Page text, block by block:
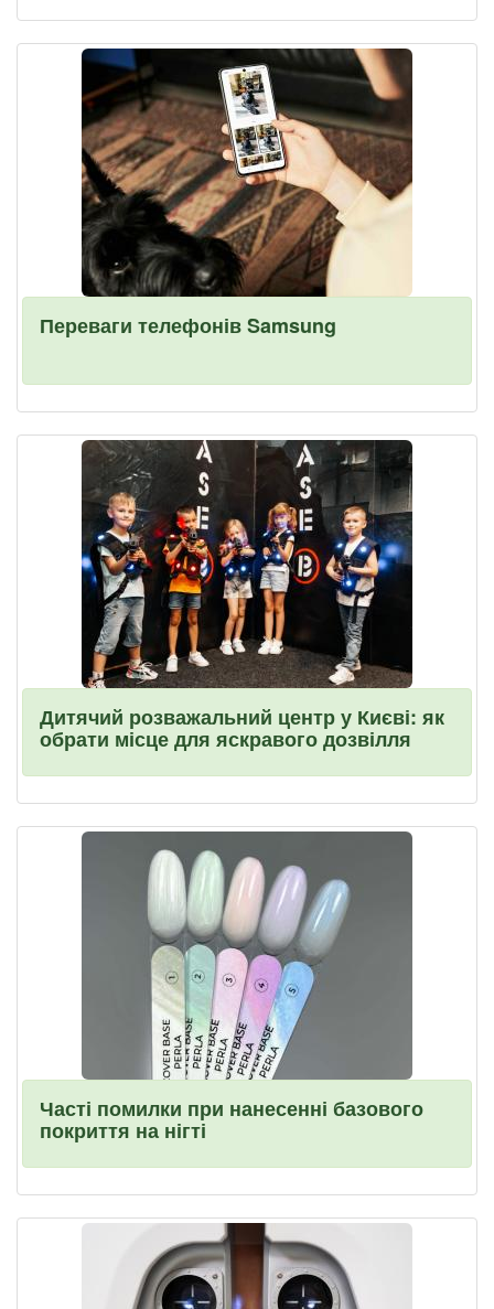
Переваги телефонів Samsung
Дитячий розважальний центр у Києві: як
обрати місце для яскравого дозвілля
Часті помилки при нанесенні базового
покриття на нігті